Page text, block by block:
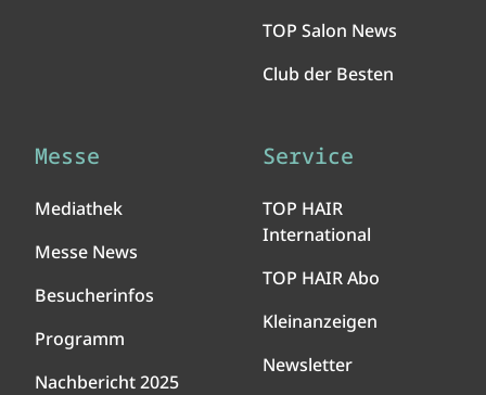
TOP Salon News
Club der Besten
Messe
Mediathek
Messe News
Besucherinfos
Programm
Nachbericht 2025
Service
TOP HAIR
International
TOP HAIR Abo
Kleinanzeigen
Newsletter